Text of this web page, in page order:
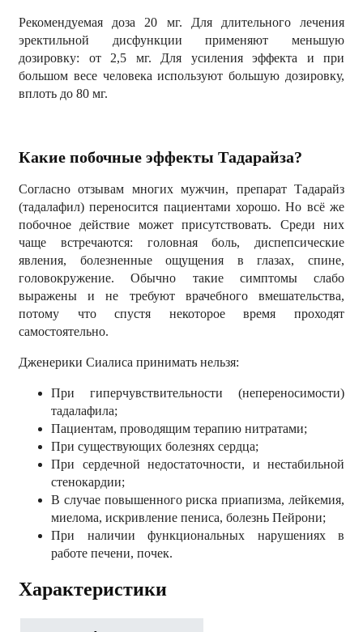
Рекомендуемая доза 20 мг. Для длительного лечения
эректильной дисфункции применяют меньшую
дозировку: от 2,5 мг. Для усиления эффекта и при
большом весе человека используют большую дозировку,
вплоть до 80 мг.
Какие побочные эффекты Тадарайза?
Согласно отзывам многих мужчин, препарат Тадарайз
(тадалафил) переносится пациентами хорошо. Но всё же
побочное действие может присутствовать. Среди них
чаще встречаются: головная боль, диспепсические
явления, болезненные ощущения в глазах, спине,
головокружение. Обычно такие симптомы слабо
выражены и не требуют врачебного вмешательства,
потому что спустя некоторое время проходят
самостоятельно.
Дженерики Сиалиса принимать нельзя:
При гиперчувствительности (непереносимости)
тадалафила;
Пациентам, проводящим терапию нитратами;
При существующих болезнях сердца;
При сердечной недостаточности, и нестабильной
стенокардии;
В случае повышенного риска приапизма, лейкемия,
миелома, искривление пениса, болезнь Пейрони;
При наличии функциональных нарушениях в
работе печени, почек.
Характеристики